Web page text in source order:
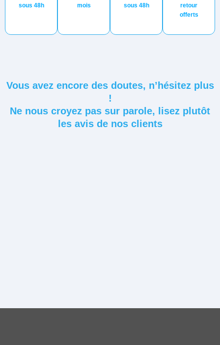
sous 48h
mois
sous 48h
retour
offerts
Vous avez encore des doutes, n’hésitez plus
!
Ne nous croyez pas sur parole, lisez plutôt
les avis de nos clients